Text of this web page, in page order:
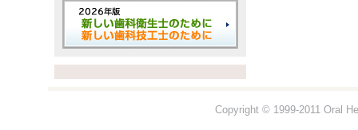
Copyright © 1999-2011 Oral